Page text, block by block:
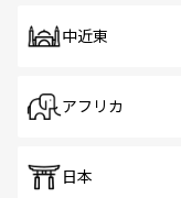
中近東
アフリカ
日本